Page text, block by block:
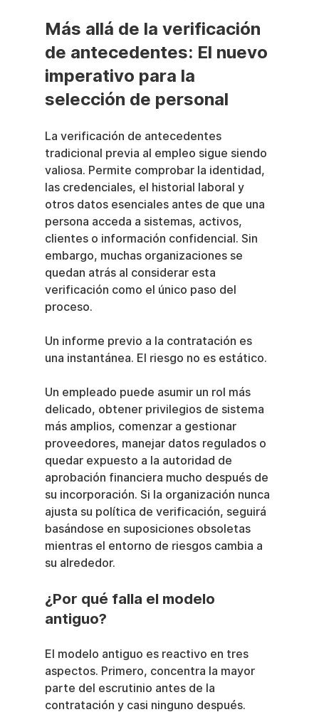
Más allá de la verificación
de antecedentes: El nuevo
imperativo para la
selección de personal
La verificación de antecedentes
tradicional previa al empleo sigue siendo
valiosa. Permite comprobar la identidad,
las credenciales, el historial laboral y
otros datos esenciales antes de que una
persona acceda a sistemas, activos,
clientes o información confidencial. Sin
embargo, muchas organizaciones se
quedan atrás al considerar esta
verificación como el único paso del
proceso.
Un informe previo a la contratación es
una instantánea. El riesgo no es estático.
Un empleado puede asumir un rol más
delicado, obtener privilegios de sistema
más amplios, comenzar a gestionar
proveedores, manejar datos regulados o
quedar expuesto a la autoridad de
aprobación financiera mucho después de
su incorporación. Si la organización nunca
ajusta su política de verificación, seguirá
basándose en suposiciones obsoletas
mientras el entorno de riesgos cambia a
su alrededor.
¿Por qué falla el modelo
antiguo?
El modelo antiguo es reactivo en tres
aspectos. Primero, concentra la mayor
parte del escrutinio antes de la
contratación y casi ninguno después.